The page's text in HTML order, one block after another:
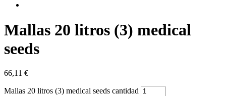
Mallas 20 litros (3) medical
seeds
66,11 €
Mallas 20 litros (3) medical seeds cantidad